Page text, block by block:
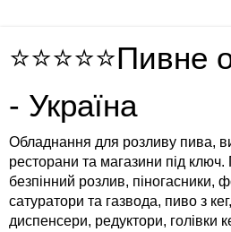
- Україна
Обладнання для розливу пива,
ресторани та магазини під ключ.
безпінний розлив, піногасники,
сатуратори та газвода, пиво з
диспенсери, редуктори, голівки